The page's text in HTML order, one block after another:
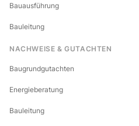
Bauausführung
Bauleitung
NACHWEISE & GUTACHTEN
Baugrundgutachten
Energieberatung
Bauleitung